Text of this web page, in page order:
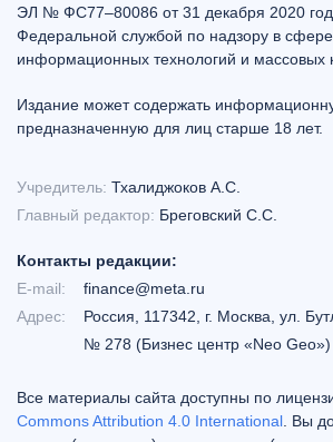
ЭЛ № ФС77–80086 от 31 декабря 2020
Федеральной службой по надзору в сфере
информационных технологий и массовых
Издание может содержать
предназначенную для лиц старше 18 лет.
Учредитель: Тхалиджоков А.С.
Главный редактор: Бреговский С.С.
Контакты редакции:
E-mail:
finance@meta.ru
Адрес:
Россия, 117342, г. Москва, ул.
№ 278 (Бизнес центр «Neo Geo»)
Все материалы сайта доступны по
Commons Attribution 4.0 International . Вы